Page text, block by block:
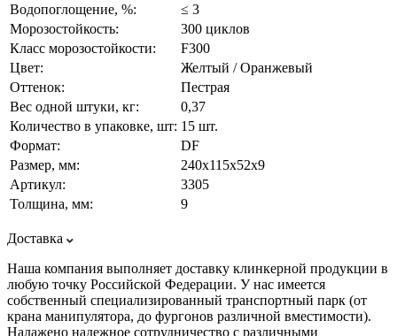
Водопоглощение, %:
≤ 3
Морозостойкость:
300 циклов
Класс морозостойкости:
F300
Цвет:
Желтый / Оранжевый
Оттенок:
Пестрая
Вес одной штуки, кг:
0,37
Количество в упаковке, шт: 15 шт.
Формат:
DF
Размер, мм:
240х115х52х9
Артикул:
3305
Толщина, мм:
9
Доставка
Наша компания выполняет доставку клинкерной продукции в
любую точку Российской Федерации. У нас имеется
собственный специализированный транспортный парк (от
крана манипулятора, до фургонов различной вместимости).
Налажено надежное сотрудничество с различными